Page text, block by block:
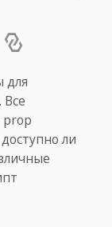
для
Все
ли